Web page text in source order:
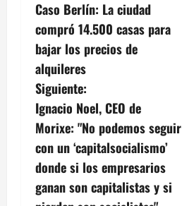
a
v
e
g
a
c
Caso Berlín: La ciudad
compró 14.500 casas para
bajar los precios de
alquileres
Siguiente:
Ignacio Noel, CEO de
Morixe: "No podemos seguir
con un ‘capitalsocialismo’
donde si los empresarios
ganan son capitalistas y si